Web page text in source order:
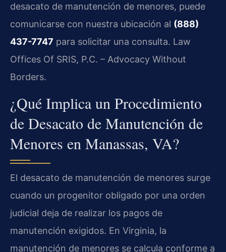
desacato de manutención de menores, puede
comunicarse con nuestra ubicación al (888)
437-7747 para solicitar una consulta. Law
Offices Of SRIS, P.C. – Advocacy Without
Borders.
¿Qué Implica un Procedimiento
de Desacato de Manutención de
Menores en Manassas, VA?
El desacato de manutención de menores surge
cuando un progenitor obligado por una orden
judicial deja de realizar los pagos de
manutención exigidos. En Virginia, la
manutención de menores se calcula conforme a